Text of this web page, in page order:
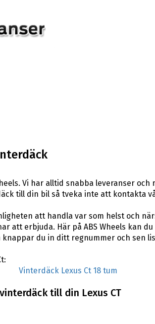
Vi har alltid snabba leveranser
till din bil så tveka inte att kontakta
att handla var som helst och
att erbjuda. Här på ABS Wheels kan
du in ditt regnummer och sen
Vinterdäck Lexus Ct 18 tum
till din Lexus CT